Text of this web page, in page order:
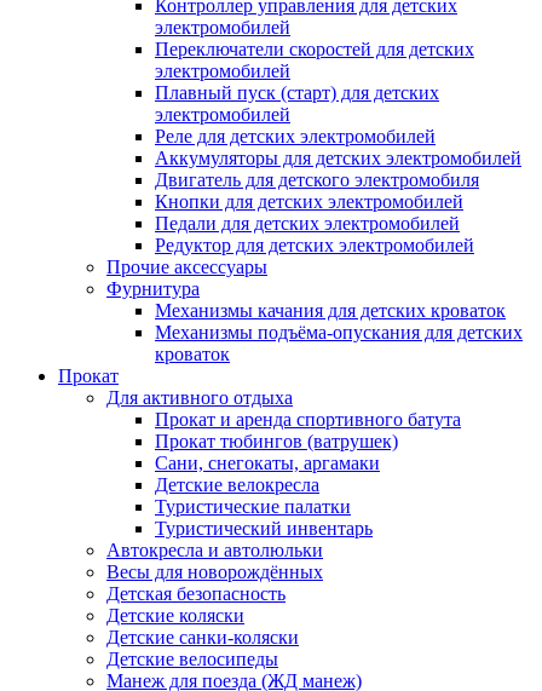
Контроллер управления для детских
электромобилей
Переключатели скоростей для детских
электромобилей
Плавный пуск (старт) для детских
электромобилей
Реле для детских электромобилей
Аккумуляторы для детских электромобилей
Двигатель для детского электромобиля
Кнопки для детских электромобилей
Педали для детских электромобилей
Редуктор для детских электромобилей
Прочие аксессуары
Фурнитура
Механизмы качания для детских кроваток
Механизмы подъёма-опускания для детских
кроваток
Прокат
Для активного отдыха
Прокат и аренда спортивного батута
Прокат тюбингов (ватрушек)
Сани, снегокаты, аргамаки
Детские велокресла
Туристические палатки
Туристический инвентарь
Автокресла и автолюльки
Весы для новорождённых
Детская безопасность
Детские коляски
Детские санки-коляски
Детские велосипеды
Манеж для поезда (ЖД манеж)